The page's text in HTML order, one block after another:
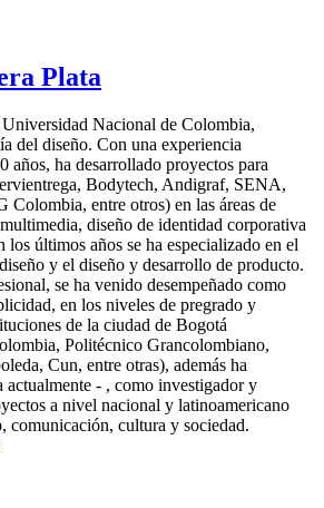
Plata
Nacional de Colombia,
del diseño. Con una experiencia
años, ha desarrollado proyectos para
Bodytech, Andigraf, SENA,
Colombia, entre otros) en las áreas de
diseño de identidad corporativa
últimos años se ha especializado en el
y el diseño y desarrollo de producto.
se ha venido desempeñado como
en los niveles de pregrado y
de la ciudad de Bogotá
Politécnico Grancolombiano,
Cun, entre otras), además ha
- , como investigador y
a nivel nacional y latinoamericano
comunicación, cultura y sociedad.